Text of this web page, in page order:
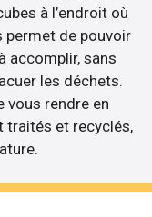
à l’endroit où
permet de pouvoir
accomplir, sans
les déchets.
vous rendre en
traités et recyclés,